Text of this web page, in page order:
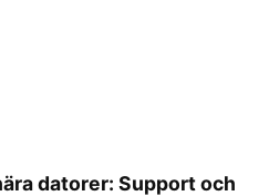
datorer: Support och